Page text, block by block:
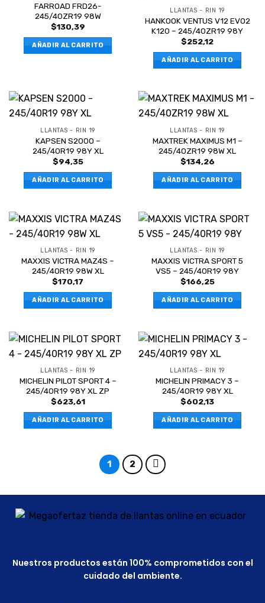
FARROAD FRD26-
245/40ZR19 98W
$130,39
AÑADIR AL CARRITO
LLANTAS - RIN 19
HANKOOK VENTUS V12 EVO2
K120 – 245/40ZR19 98Y
$252,12
AÑADIR AL CARRITO
LLANTAS - RIN 19
KAPSEN S2000 –
245/40R19 98Y XL
$94,35
AÑADIR AL CARRITO
LLANTAS - RIN 19
MAXTREK MAXIMUS M1 –
245/40ZR19 98W XL
$134,26
AÑADIR AL CARRITO
LLANTAS - RIN 19
MAXXIS VICTRA MAZ4S –
245/40R19 98W XL
$170,17
AÑADIR AL CARRITO
LLANTAS - RIN 19
MAXXIS VICTRA SPORT 5
VS5 – 245/40R19 98Y
$166,25
AÑADIR AL CARRITO
LLANTAS - RIN 19
MICHELIN PILOT SPORT 4 –
245/40R19 98Y XL ZP
$623,61
AÑADIR AL CARRITO
LLANTAS - RIN 19
MICHELIN PRIMACY 3 –
245/40R19 98Y XL
$602,13
AÑADIR AL CARRITO
1 2
Nuestros productos están 100% comprometidos con el
cuidado del ambiente.